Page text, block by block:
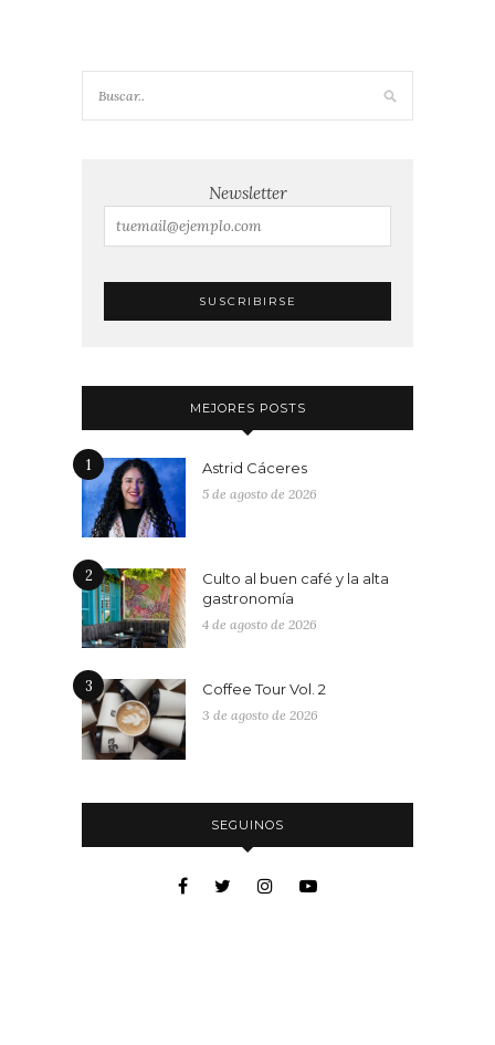
Newsletter
MEJORES POSTS
1 Astrid Cáceres
5 de agosto de 2026
2
Culto al buen café y la alta
gastronomía
4 de agosto de 2026
3 Coffee Tour Vol. 2
3 de agosto de 2026
SEGUINOS